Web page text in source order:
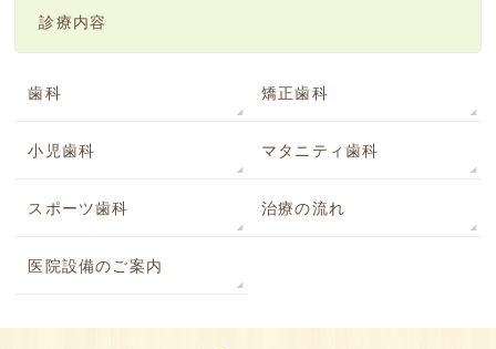
診療内容
歯科 矯正歯科
小児歯科 マタニティ歯科
スポーツ歯科 治療の流れ
医院設備のご案内